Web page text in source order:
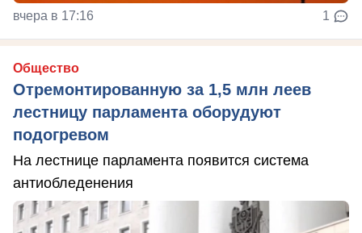
вчера в 17:16 1
Общество
Отремонтированную за 1,5 млн леев
лестницу парламента оборудуют
подогревом
На лестнице парламента появится система
антиобледенения